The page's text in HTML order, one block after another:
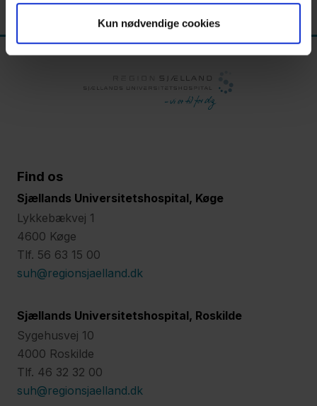
Kun nødvendige cookies
Find os
Sjællands Universitetshospital, Køge
Lykkebækvej 1
4600 Køge
Tlf. 56 63 15 00
suh@regionsjaelland.dk
Sjællands Universitetshospital, Roskilde
Sygehusvej 10
4000 Roskilde
Tlf. 46 32 32 00
suh@regionsjaelland.dk